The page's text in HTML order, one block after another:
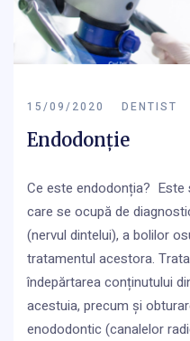
15/09/2020 DENTIST
Endodonție
Ce este endodonția?
care se ocupă de
(nervul dintelui), a bolilor
tratamentul acestora.
îndepărtarea conținutului
acestuia, precum și
enododontic (canalelor